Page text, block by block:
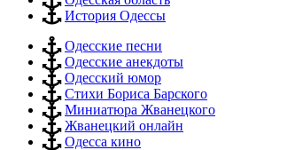
История Одессы
Одесские песни
Одесские анекдоты
Одесский юмор
Стихи Бориса Барского
Миниатюра Жванецкого
Жванецкий онлайн
Одесса кино